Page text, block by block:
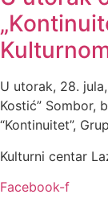
U utorak, 28.
Kostić” Sombor,
“Kontinuitet”,
Kulturni centar
Facebook-f